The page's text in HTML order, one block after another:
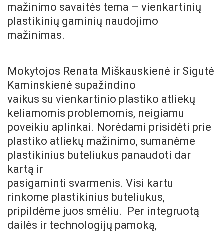
mažinimo savaitės tema – vienkartinių
plastikinių gaminių naudojimo
mažinimas.
Mokytojos Renata Miškauskienė ir Sigutė
Kaminskienė supažindino
vaikus su vienkartinio plastiko atliekų
keliamomis problemomis, neigiamu
poveikiu aplinkai. Norėdami prisidėti prie
plastiko atliekų mažinimo, sumanėme
plastikinius buteliukus panaudoti dar
kartą ir
pasigaminti svarmenis. Visi kartu
rinkome plastikinius buteliukus,
pripildėme juos smėliu. Per integruotą
dailės ir technologijų pamoką,